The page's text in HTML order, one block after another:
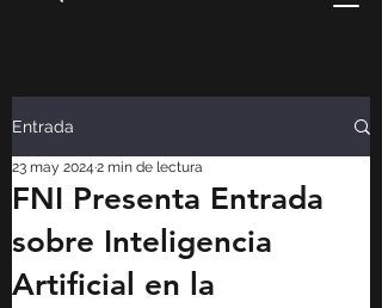
Entrada
FNI Presenta Entrada
sobre Inteligencia
Artificial en la
23 may 2024 2 min de lectura